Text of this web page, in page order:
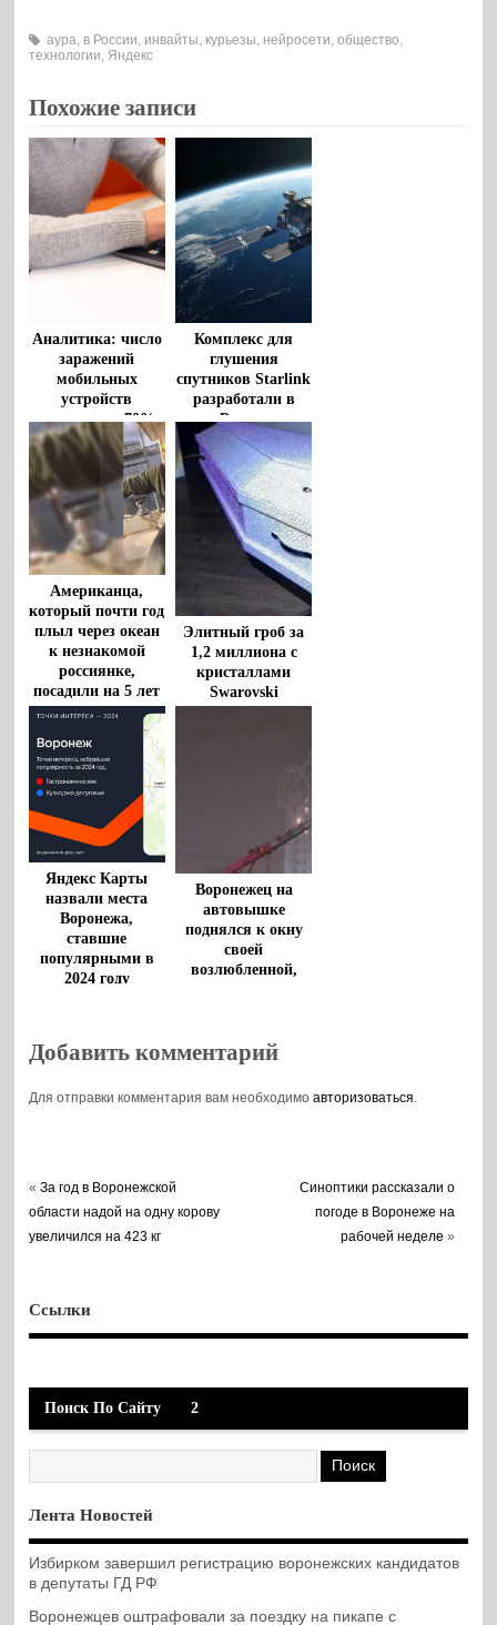
аура в России инвайты курьезы нейросети ,общество
технологии Яндекс
Похожие записи
Аналитика: число
заражений
мобильных
устройств
выросло на 70%
Комплекс для
глушения
спутников Starlink
разработали в
России
Американца,
который почти год
плыл через океан
к незнакомой
россиянке,
посадили на 5 лет
Элитный гроб за
1,2 миллиона с
кристаллами
Swarovski
Яндекс Карты
назвали места
Воронежа,
ставшие
популярными в
2024 году
Воронежец на
автовышке
поднялся к окну
своей
возлюбленной,
Добавить комментарий
Для отправки комментария вам необходимоавторизоваться.
«За год в Воронежской
области надой на одну корову
увеличился на 423 кг
Синоптики рассказали о
погоде в Воронеже на
рабочей неделе »
Ссылки
Поиск По Сайту 2
Лента Новостей
Избирком завершил регистрацию воронежских кандидатов
в депутаты ГД РФ
Воронежцев оштрафовали за поездку на пикапе с